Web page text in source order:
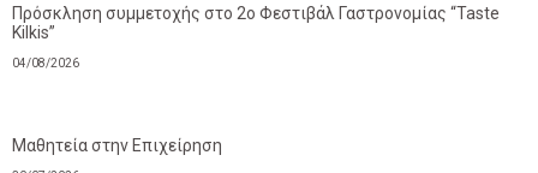
Πρόσκληση συμμετοχής στο 2ο Φεστιβάλ Γαστρονομίας “Taste
Kilkis”
04/08/2026
Μαθητεία στην Επιχείρηση